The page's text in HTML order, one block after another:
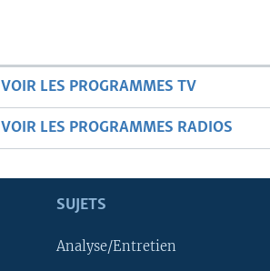
VOIR LES PROGRAMMES TV
VOIR LES PROGRAMMES RADIOS
SUJETS
Analyse/Entretien